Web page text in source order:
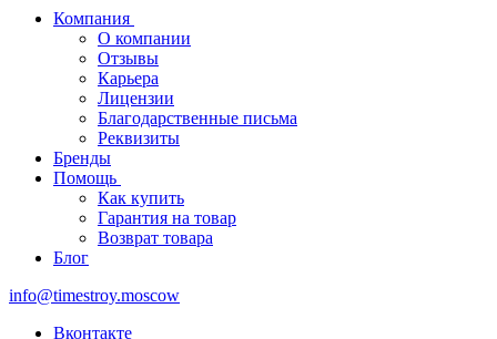
Компания
О компании
Отзывы
Карьера
Лицензии
Благодарственные письма
Реквизиты
Бренды
Помощь
Как купить
Гарантия на товар
Возврат товара
Блог
info@timestroy.moscow
Вконтакте